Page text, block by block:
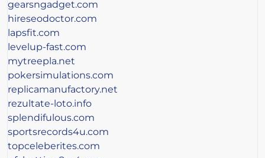
gearsngadget.com
hireseodoctor.com
lapsfit.com
levelup-fast.com
mytreepla.net
pokersimulations.com
replicamanufactory.net
rezultate-loto.info
splendifulous.com
sportsrecords4u.com
topceleberites.com